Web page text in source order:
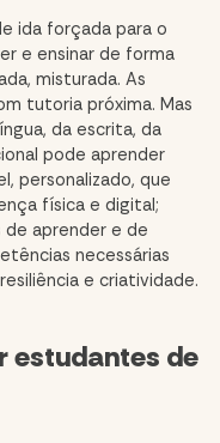
ida forçada para o
e ensinar de forma
misturada. As
tutoria próxima. Mas
da escrita, da
pode aprender
personalizado, que
física e digital;
aprender e de
necessárias
e criatividade.
estudantes de